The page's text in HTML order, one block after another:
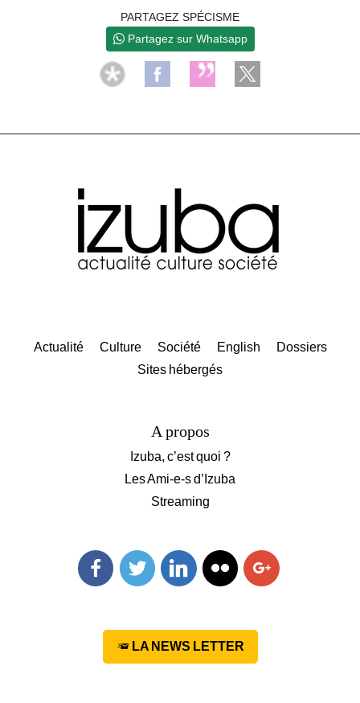
PARTAGEZ SPÉCISME
Partagez sur Whatsapp
Actualité Culture Société English
Dossiers
Sites hébergés
A propos
Izuba, c’est quoi ?
Les Ami-e-s d’Izuba
Streaming
LA NEWS LETTER